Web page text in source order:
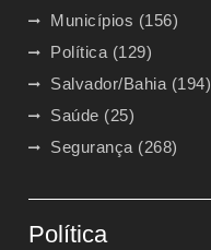
Municípios (156)
Política (129)
Salvador/Bahia (194)
Saúde (25)
Segurança (268)
Política